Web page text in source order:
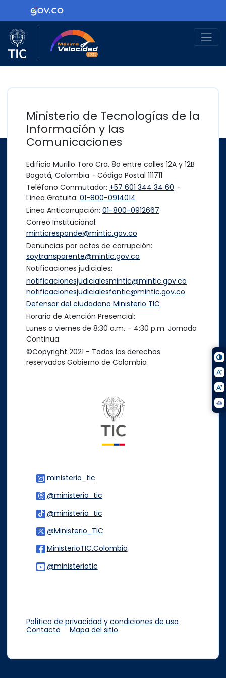
Ir al contenido principalLogo Gobierno de Colombia
Logo del Ministerio TIC
Ministerio de Tecnologías de la
Información y las
Comunicaciones
Edificio Murillo Toro Cra. 8a entre calles 12A y 12B
Bogotá, Colombia - Código Postal 111711
Teléfono Conmutador: +57 601 344 34 60 -
Línea Gratuita: 01-800-0914014
Línea Anticorrupción: 01-800-0912667
Correo Institucional:
minticresponde@mintic.gov.co
Denuncias por actos de corrupción:
soytransparente@mintic.gov.co
Notificaciones judiciales:
notificacionesjudicialesmintic@mintic.gov.co
notificacionesjudicialesfontic@mintic.gov.co
Defensor del ciudadano Ministerio TIC
Horario de Atención Presencial:
Lunes a viernes de 8:30 a.m. – 4:30 p.m. Jornada
Continua
©Copyright 2021 - Todos los derechos
reservados Gobierno de Colombia
ministerio_tic
@ministerio_tic
@ministerio_tic
@Ministerio_TIC
MinisterioTIC.Colombia
@ministeriotic
Política de privacidad y condiciones de uso
Contacto
Mapa del sitio